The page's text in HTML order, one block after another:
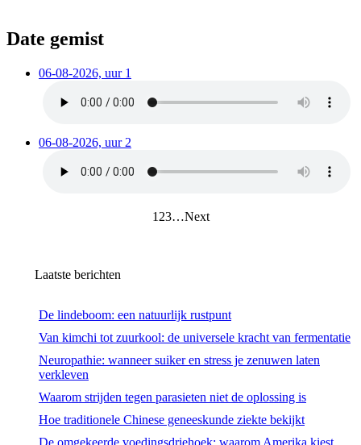
Date gemist
06-08-2026, uur 1
06-08-2026, uur 2
1 23…Next
Laatste berichten
De lindeboom: een natuurlijk rustpunt
Van kimchi tot zuurkool: de universele kracht van fermentatie
Neuropathie: wanneer suiker en stress je zenuwen laten
verkleven
Waarom strijden tegen parasieten niet de oplossing is
Hoe traditionele Chinese geneeskunde ziekte bekijkt
De omgekeerde voedingsdriehoek: waarom Amerika kiest